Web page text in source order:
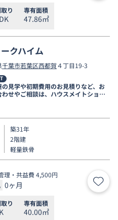
り 専有面積
47.86㎡
クハイム
千葉市若葉区西都賀４丁目19-3
の見学や初期費用のお見積りなど、お
わせやご相談は、ハウスメイトショッ
まで。
築31年
2階建
軽量鉄骨
理・共益費 4,500円
0ヶ月 お気
り 専有面積
40.00㎡